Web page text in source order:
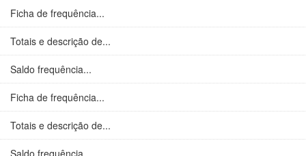
Ficha de frequência...
Totais e descrição de...
Saldo frequência...
Ficha de frequência...
Totais e descrição de...
Saldo frequência...